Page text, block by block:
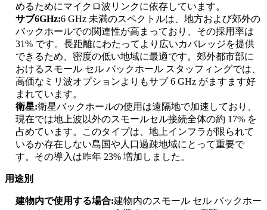
めるためにマイクロ波リンクに依存しています。
サブ6GHz:6 GHz 未満のスペクトルは、地方および郊外の
バックホールでの関連性が高まっており、その採用率は
31% です。長距離にわたってより広いカバレッジを提供
できるため、密度の低い地域に最適です。郊外都市部に
おけるスモール セル バックホール スタッフィングでは、
高価なミリ波オプションよりもサブ 6 GHz がますます好
まれています。
衛星:衛星バックホールの使用は遠隔地で加速しており、
現在では地上波以外のスモールセル接続全体の約 17% を
占めています。このタイプは、地上インフラが限られて
いるか存在しない島国や人口過疎地域にとって重要で
す。その導入は昨年 23% 増加しました。
用途別
建物内で使用する場合:建物内のスモール セル バックホー